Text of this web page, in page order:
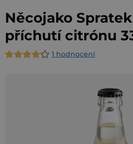
Něcojako
příchutí citrónu
Průměrné
1 hodnocení